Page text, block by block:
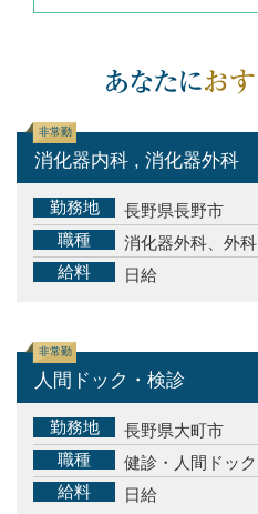
非常勤
消化器内科 , 消化器外科
勤務地
長野県長野市
職種
消化器外科、外科
給料
日給
非常勤
人間ドック・検診
勤務地
長野県大町市
職種
健診・人間ドック
給料
日給